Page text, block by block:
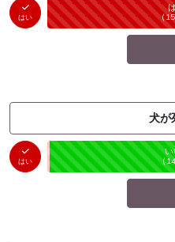
はい
（
犬が
はい
はい
（1件）
未投票
（